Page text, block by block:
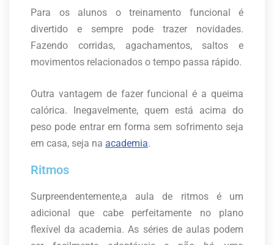
Para os alunos o treinamento funcional é
divertido e sempre pode trazer novidades.
Fazendo corridas, agachamentos, saltos e
movimentos relacionados o tempo passa rápido.
Outra vantagem de fazer funcional é a queima
calórica. Inegavelmente, quem está acima do
peso pode entrar em forma sem sofrimento seja
em casa, seja na academia.
Ritmos
Surpreendentemente,a aula de ritmos é um
adicional que cabe perfeitamente no plano
flexível da academia. As séries de aulas podem